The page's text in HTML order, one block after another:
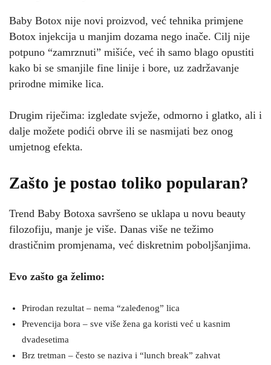
Baby Botox nije novi proizvod, već tehnika primjene
Botox injekcija u manjim dozama nego inače. Cilj nije
potpuno “zamrznuti” mišiće, već ih samo blago opustiti
kako bi se smanjile fine linije i bore, uz zadržavanje
prirodne mimike lica.
Drugim riječima: izgledate svježe, odmorno i glatko, ali i
dalje možete podići obrve ili se nasmijati bez onog
umjetnog efekta.
Zašto je postao toliko popularan?
Trend Baby Botoxa savršeno se uklapa u novu beauty
filozofiju, manje je više. Danas više ne težimo
drastičnim promjenama, već diskretnim poboljšanjima.
Evo zašto ga želimo:
Prirodan rezultat – nema “zaleđenog” lica
Prevencija bora – sve više žena ga koristi već u kasnim
dvadesetima
Brz tretman – često se naziva i “lunch break” zahvat